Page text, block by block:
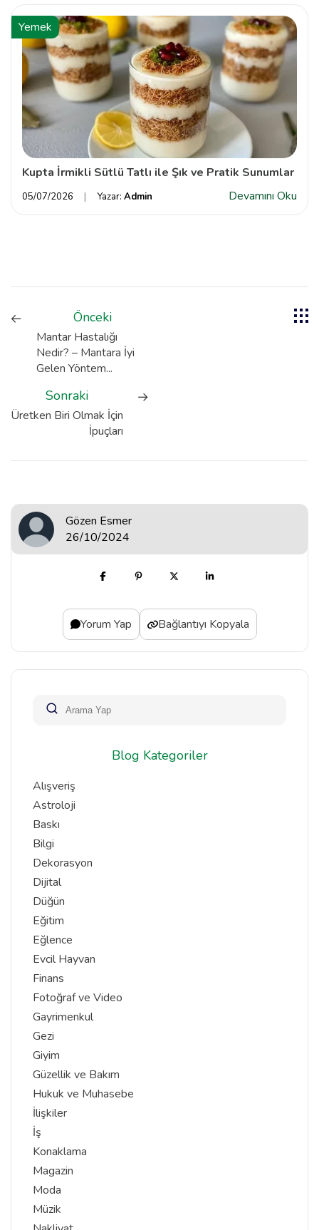
Yemek
Kupta İrmikli Sütlü Tatlı ile Şık ve Pratik Sunumlar
05/07/2026 Yazar: Admin Devamını Oku
Önceki
Mantar Hastalığı
Nedir? – Mantara İyi
Gelen Yöntem...
Sonraki
Üretken Biri Olmak İçin
İpuçları
Gözen Esmer
26/10/2024
Yorum Yap Bağlantıyı Kopyala
Blog Kategoriler
Alışveriş
Astroloji
Baskı
Bilgi
Dekorasyon
Dijital
Düğün
Eğitim
Eğlence
Evcil Hayvan
Finans
Fotoğraf ve Video
Gayrimenkul
Gezi
Giyim
Güzellik ve Bakım
Hukuk ve Muhasebe
İlişkiler
İş
Konaklama
Magazin
Moda
Müzik